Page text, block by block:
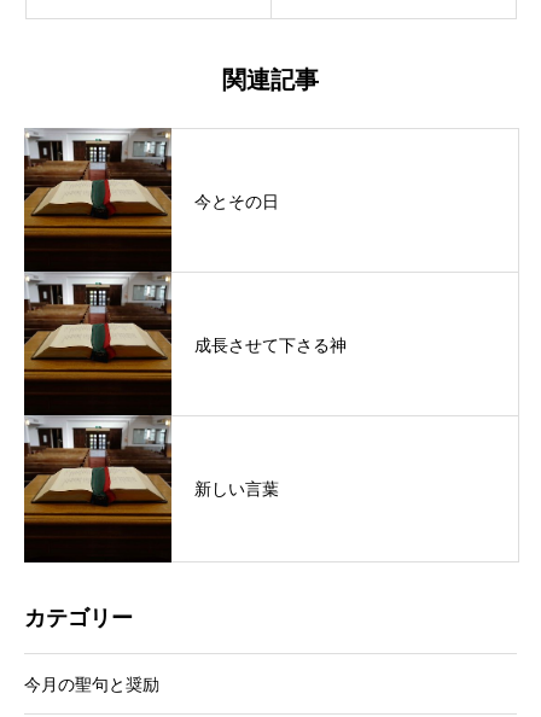
関連記事
今とその日
成長させて下さる神
新しい言葉
カテゴリー
今月の聖句と奨励